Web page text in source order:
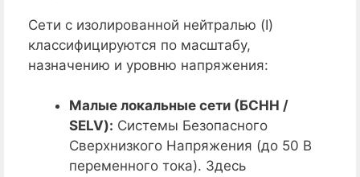
Сети с изолированной нейтралью (I)
классифицируются по масштабу,
назначению и уровню напряжения:
Малые локальные сети (БСНН /
SELV): Системы Безопасного
Сверхнизкого Напряжения (до 50 В
переменного тока). Здесь